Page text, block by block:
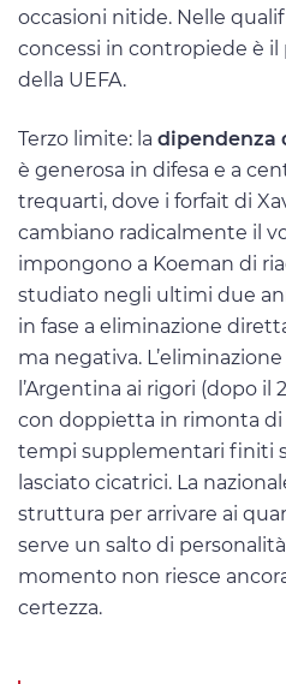
occasioni nitide. Nelle
concessi in contropiede è
della UEFA.
Terzo limite: la dipendenza
è generosa in difesa e a
trequarti, dove i forfait di
cambiano radicalmente il
impongono a Koeman di
studiato negli ultimi due
in fase a eliminazione
ma negativa.
l’Argentina ai rigori (dopo il
con doppietta in rimonta di
tempi supplementari finiti
lasciato cicatrici. La
struttura per arrivare ai
serve un salto di
momento non riesce
certezza.